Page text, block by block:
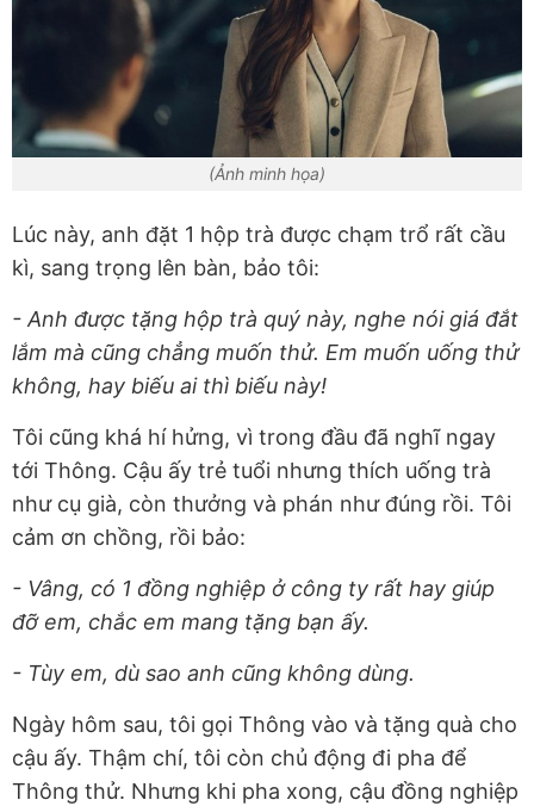
(Ảnh minh họa)
Lúc này, anh đặt 1 hộp trà được chạm trổ rất cầu
kì, sang trọng lên bàn, bảo tôi:
- Anh được tặng hộp trà quý này, nghe nói giá đắt
lắm mà cũng chẳng muốn thử. Em muốn uống thử
không, hay biếu ai thì biếu này!
Tôi cũng khá hí hửng, vì trong đầu đã nghĩ ngay
tới Thông. Cậu ấy trẻ tuổi nhưng thích uống trà
như cụ già, còn thưởng và phán như đúng rồi. Tôi
cảm ơn chồng, rồi bảo:
- Vâng, có 1 đồng nghiệp ở công ty rất hay giúp
đỡ em, chắc em mang tặng bạn ấy.
- Tùy em, dù sao anh cũng không dùng.
Ngày hôm sau, tôi gọi Thông vào và tặng quà cho
cậu ấy. Thậm chí, tôi còn chủ động đi pha để
Thông thử. Nhưng khi pha xong, cậu đồng nghiệp